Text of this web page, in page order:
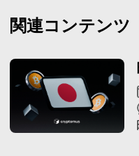
関連コンテンツ